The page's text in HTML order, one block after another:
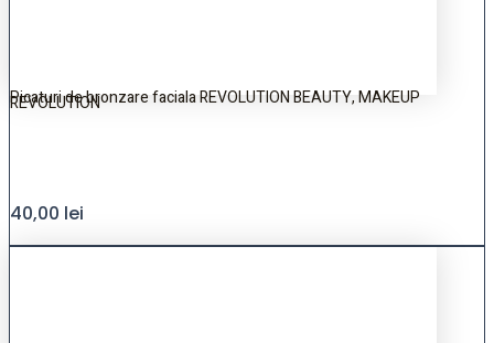
Picaturi de bronzare faciala REVOLUTION BEAUTY, MAKEUP
REVOLUTION
40,00 lei